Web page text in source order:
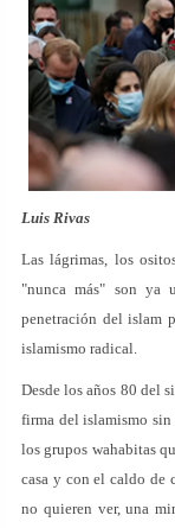
Luis Rivas
Las lágrimas, los
"nunca más" son ya
penetración del islam
islamismo radical.
Desde los años 80 del
firma del islamismo sin
los grupos wahabitas
casa y con el caldo de
no quieren ver, una